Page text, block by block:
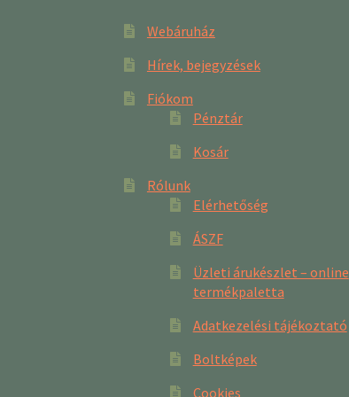
Webáruház
Hírek, bejegyzések
Fiókom
Pénztár
Kosár
Rólunk
Elérhetőség
ÁSZF
Üzleti árukészlet – online
termékpaletta
Adatkezelési tájékoztató
Boltképek
Cookies